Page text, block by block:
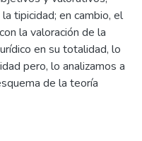
tipicidad; en cambio, el
la valoración de la
en su totalidad, lo
pero, lo analizamos a
de la teoría